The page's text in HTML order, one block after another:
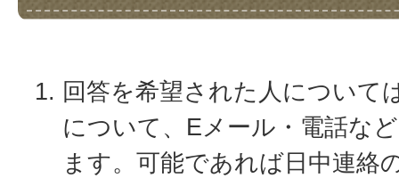
回答を希望された人について
について、Eメール・電話な
ます。可能であれば日中連絡